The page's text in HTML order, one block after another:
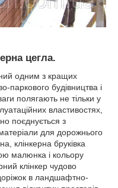
цегла.
одним з кращих
паркового будівництва і
полягають не тільки у
властивостях,
поєднується з
для дорожнього
клінкерна бруківка
малюнка і кольору
клінкер чудово
в ландшафтно-